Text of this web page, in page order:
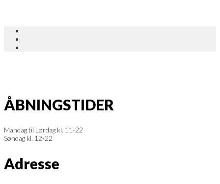
ÅBNINGSTIDER
Mandag til Lørdag kl. 11-22
Søndag kl. 12-22
Adresse